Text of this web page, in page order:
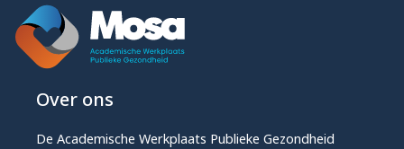
Over ons
De Academische Werkplaats Publieke Gezondheid